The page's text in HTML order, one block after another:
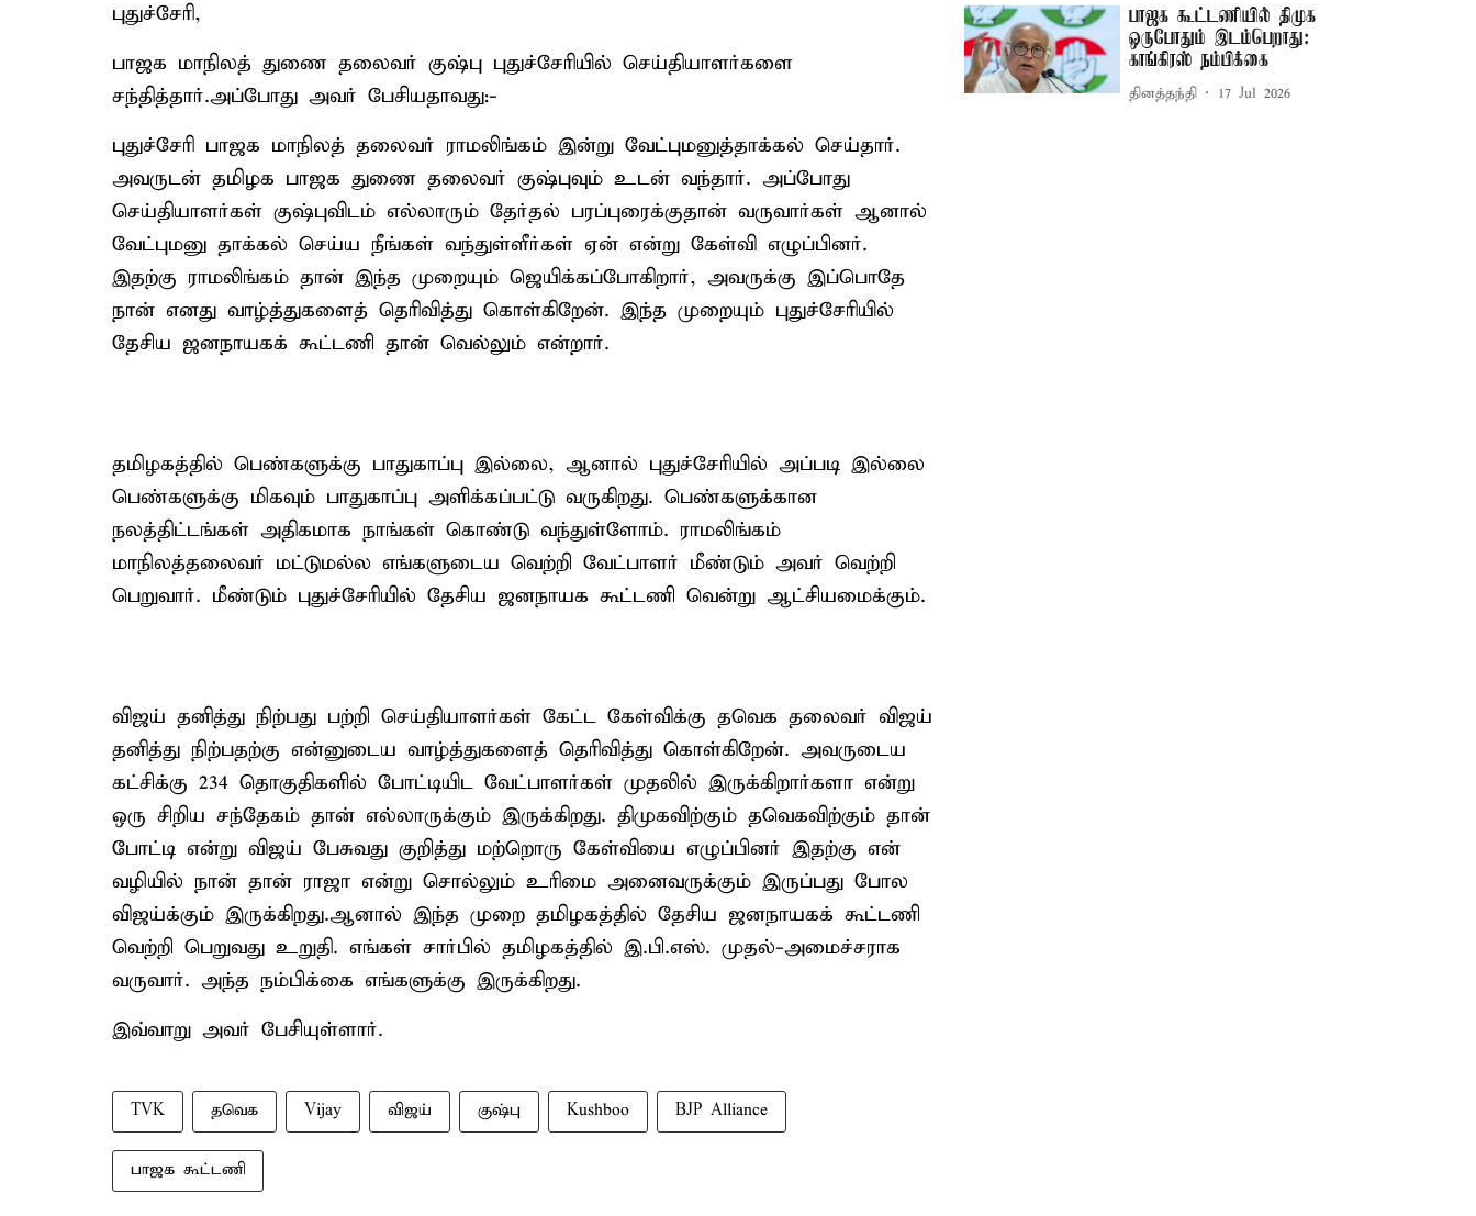
புதுச்சேரி,
பாஜக மாநிலத் துணை தலைவர் குஷ்பு புதுச்சேரியில் செய்தியாளர்களை
சந்தித்தார்.அப்போது அவர் பேசியதாவது:-
புதுச்சேரி பாஜக மாநிலத் தலைவர் ராமலிங்கம் இன்று வேட்புமனுத்தாக்கல் செய்தார்.
அவருடன் தமிழக பாஜக துணை தலைவர் குஷ்புவும் உடன் வந்தார். அப்போது
செய்தியாளர்கள் குஷ்புவிடம் எல்லாரும் தேர்தல் பரப்புரைக்குதான் வருவார்கள் ஆனால்
வேட்புமனு தாக்கல் செய்ய நீங்கள் வந்துள்ளீர்கள் ஏன் என்று கேள்வி எழுப்பினர்.
இதற்கு ராமலிங்கம் தான் இந்த முறையும் ஜெயிக்கப்போகிறார், அவருக்கு இப்பொதே
நான் எனது வாழ்த்துகளைத் தெரிவித்து கொள்கிறேன். இந்த முறையும் புதுச்சேரியில்
தேசிய ஜனநாயகக் கூட்டணி தான் வெல்லும் என்றார்.
தமிழகத்தில் பெண்களுக்கு பாதுகாப்பு இல்லை, ஆனால் புதுச்சேரியில் அப்படி இல்லை
பெண்களுக்கு மிகவும் பாதுகாப்பு அளிக்கப்பட்டு வருகிறது. பெண்களுக்கான
நலத்திட்டங்கள் அதிகமாக நாங்கள் கொண்டு வந்துள்ளோம். ராமலிங்கம்
மாநிலத்தலைவர் மட்டுமல்ல எங்களுடைய வெற்றி வேட்பாளர் மீண்டும் அவர் வெற்றி
பெறுவார். மீண்டும் புதுச்சேரியில் தேசிய ஜனநாயக கூட்டணி வென்று ஆட்சியமைக்கும்.
விஜய் தனித்து நிற்பது பற்றி செய்தியாளர்கள் கேட்ட கேள்விக்கு தவெக தலைவர் விஜய்
தனித்து நிற்பதற்கு என்னுடைய வாழ்த்துகளைத் தெரிவித்து கொள்கிறேன். அவருடைய
கட்சிக்கு 234 தொகுதிகளில் போட்டியிட வேட்பாளர்கள் முதலில் இருக்கிறார்களா என்று
ஒரு சிறிய சந்தேகம் தான் எல்லாருக்கும் இருக்கிறது. திமுகவிற்கும் தவெகவிற்கும் தான்
போட்டி என்று விஜய் பேசுவது குறித்து மற்றொரு கேள்வியை எழுப்பினர் இதற்கு என்
வழியில் நான் தான் ராஜா என்று சொல்லும் உரிமை அனைவருக்கும் இருப்பது போல
விஜய்க்கும் இருக்கிறது.ஆனால் இந்த முறை தமிழகத்தில் தேசிய ஜனநாயகக் கூட்டணி
வெற்றி பெறுவது உறுதி. எங்கள் சார்பில் தமிழகத்தில் இ.பி.எஸ். முதல்-அமைச்சராக
வருவார். அந்த நம்பிக்கை எங்களுக்கு இருக்கிறது.
இவ்வாறு அவர் பேசியுள்ளார்.
TVK தவெக Vijay விஜய் குஷ்பு Kushboo BJP Alliance
பாஜக கூட்டணி
பாஜக கூட்டணியில் திமுக
ஒருபோதும் இடம்பெறாது:
காங்கிரஸ் நம்பிக்கை
தினத்தந்தி 17 Jul 2026